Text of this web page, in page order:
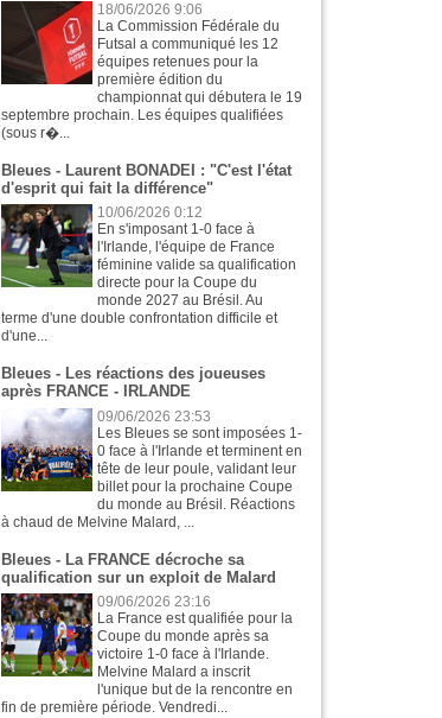
18/06/2026 9:06
La Commission Fédérale du
Futsal a communiqué les 12
équipes retenues pour la
première édition du
championnat qui débutera le 19
septembre prochain. Les équipes qualifiées
(sous r�...
Bleues - Laurent BONADEI : "C'est l'état
d'esprit qui fait la différence"
10/06/2026 0:12
En s'imposant 1-0 face à
l'Irlande, l'équipe de France
féminine valide sa qualification
directe pour la Coupe du
monde 2027 au Brésil. Au
terme d'une double confrontation difficile et
d'une...
Bleues - Les réactions des joueuses
après FRANCE - IRLANDE
09/06/2026 23:53
Les Bleues se sont imposées 1-
0 face à l'Irlande et terminent en
tête de leur poule, validant leur
billet pour la prochaine Coupe
du monde au Brésil. Réactions
à chaud de Melvine Malard, ...
Bleues - La FRANCE décroche sa
qualification sur un exploit de Malard
09/06/2026 23:16
La France est qualifiée pour la
Coupe du monde après sa
victoire 1-0 face à l'Irlande.
Melvine Malard a inscrit
l'unique but de la rencontre en
fin de première période. Vendredi...